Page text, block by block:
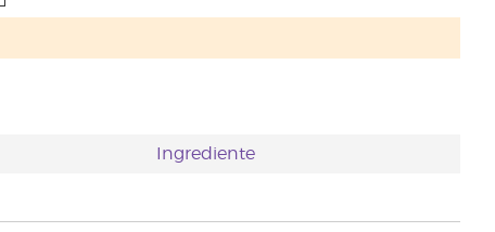
Ingrediente